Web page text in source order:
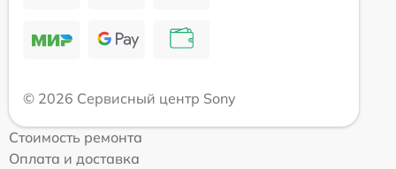
© 2026 Сервисный центр Sony
Стоимость ремонта
Оплата и доставка